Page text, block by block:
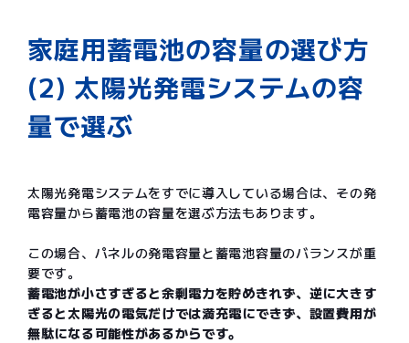
家庭用蓄電池の容量の選び方
(2) 太陽光発電システムの容
量で選ぶ
太陽光発電システムをすでに導入している場合は、その発
電容量から蓄電池の容量を選ぶ方法もあります。
この場合、パネルの発電容量と蓄電池容量のバランスが重
要です。
蓄電池が小さすぎると余剰電力を貯めきれず、逆に大きす
ぎると太陽光の電気だけでは満充電にできず、設置費用が
無駄になる可能性があるからです。